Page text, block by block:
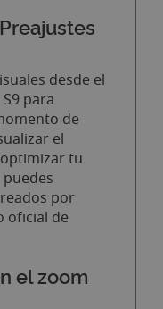
desde el
para
de
el
tu
por
oficial de
el zoom